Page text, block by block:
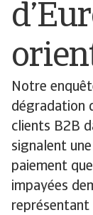
Notre
dégradation
clients B2B
signalent
paiement
impayées
représentant